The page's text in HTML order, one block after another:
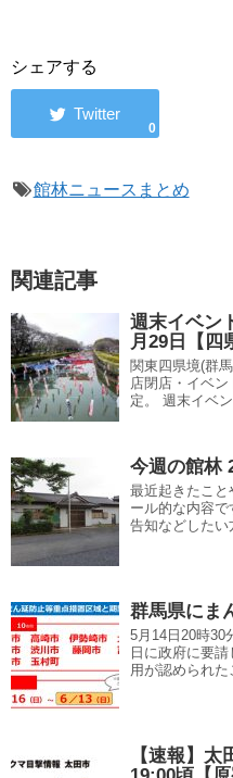
シェアする
0
館林ニュースまとめ
関連記事
週末イベン
月29日【四
関東四県境(群
店閉店・イベ
定。 週末イベ
今週の館林
最近起きたこと
ール的な内容で
告知などしたい
群馬県にま
5月14日20時30
日に政府に要
用が認められた
【速報】